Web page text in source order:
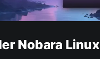
Nobara Linux